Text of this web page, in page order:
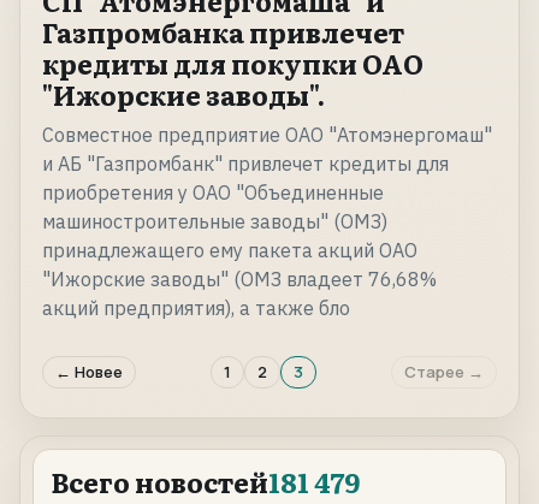
Газпромбанка привлечет
кредиты для покупки ОАО
"Ижорские заводы".
Совместное предприятие ОАО "Атомэнергомаш"
и АБ "Газпромбанк" привлечет кредиты для
приобретения у ОАО "Объединенные
машиностроительные заводы" (ОМЗ)
принадлежащего ему пакета акций ОАО
"Ижорские заводы" (ОМЗ владеет 76,68%
акций предприятия), а также бло
← Новее 1 2 3 Старее →
Всего новостей181 479